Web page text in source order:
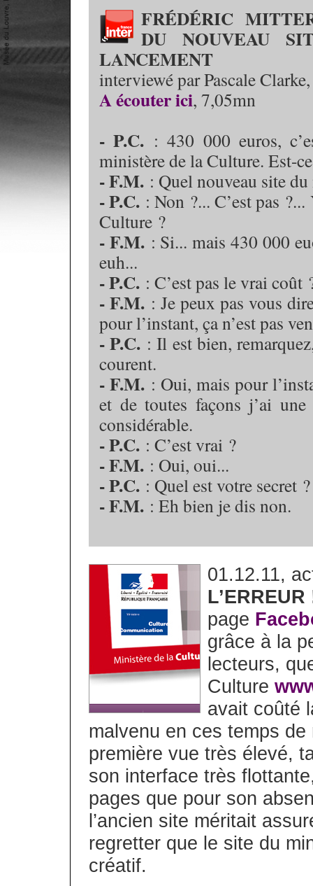
FRÉDÉRIC
DU NOUVEAU
LANCEMENT
interviewé par Pascale
A écouter ici, 7,05mn
- P.C. : 430 000 euros,
ministère de la Culture. Est-
- F.M. : Quel nouveau site
- P.C. : Non ?... C’est pas
Culture ?
- F.M.: Si... mais 430 000
euh...
- P.C. : C’est pas le vrai coût
- F.M. : Je peux pas vous
pour l’instant, ça n’est pas
- P.C. : Il est bien,
courent.
- F.M. : Oui, mais pour
et de toutes façons j’ai
considérable.
- P.C. : C’est vrai ?
- F.M. : Oui, oui...
- P.C. : Quel est votre secret ?
- F.M. : Eh bien je dis non.
01.12.11,
L’ERREUR
page
grâce à la
lecteurs,
Culture
avait coûté
malvenu en ces temps
première vue très élevé,
son interface très
pages que pour son
l’ancien site méritait
regretter que le site du
créatif.